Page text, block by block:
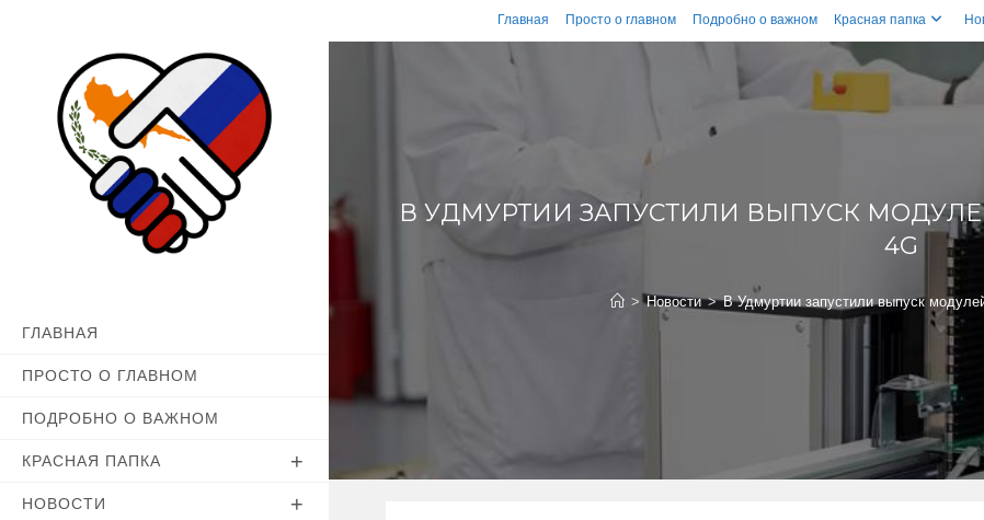
к
Главная Просто о главном Подробно о важном Красная папка
ГЛАВНАЯ
ПРОСТО О ГЛАВНОМ
ПОДРОБНО О ВАЖНОМ
КРАСНАЯ ПАПКА
НОВОСТИ
В УДМУРТИИ ЗАПУСТИЛИ ВЫПУСК
4G
> Новости > В Удмуртии запустили выпуск